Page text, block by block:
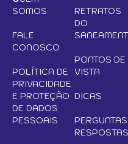
SOMOS
FALE
CONOSCO
POLÍTICA DE
PRIVACIDADE
E PROTEÇÃO
DE DADOS
PESSOAIS
RETRATOS
DO
PONTOS DE
VISTA
DICAS
RESPOSTAS